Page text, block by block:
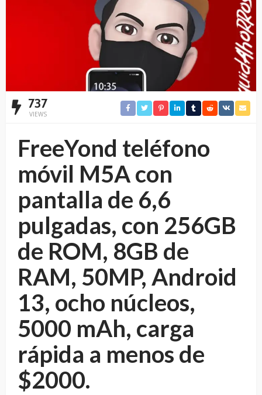
737
VIEWS
FreeYond teléfono
móvil M5A con
pantalla de 6,6
pulgadas, con 256GB
de ROM, 8GB de
RAM, 50MP, Android
13, ocho núcleos,
5000 mAh, carga
rápida a menos de
$2000.